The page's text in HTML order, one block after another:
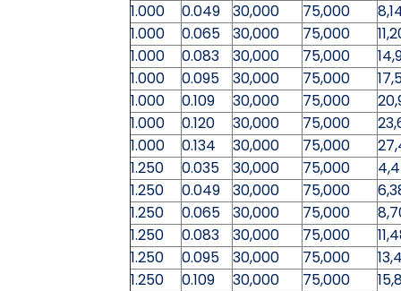
1.000
0.049 30,000 75,000
1.000
0.065 30,000 75,000
1.000
0.083 30,000 75,000
1.000
0.095 30,000 75,000
1.000
0.109 30,000 75,000
1.000
0.120 30,000 75,000
1.000
0.134 30,000 75,000
1.250
0.035 30,000 75,000
1.250
0.049 30,000 75,000
1.250
0.065 30,000 75,000
1.250
0.083 30,000 75,000
1.250
0.095 30,000 75,000
1.250
0.109 30,000 75,000